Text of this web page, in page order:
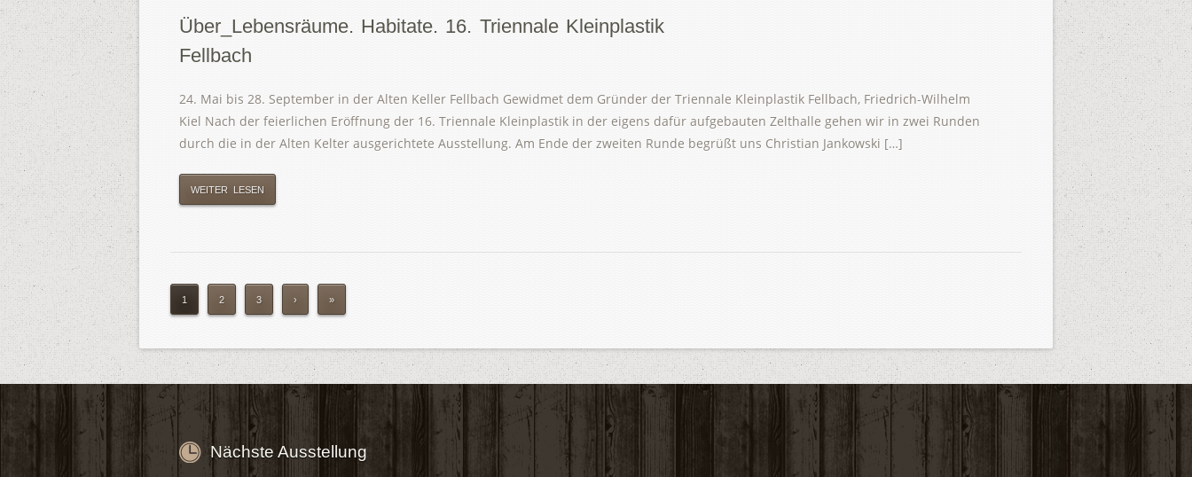
Über_Lebensräume. Habitate. 16. Triennale Kleinplastik
Fellbach
24. Mai bis 28. September in der Alten Keller Fellbach Gewidmet dem Gründer der Triennale Kleinplastik Fellbach, Friedrich-Wilhelm
Kiel Nach der feierlichen Eröffnung der 16. Triennale Kleinplastik in der eigens dafür aufgebauten Zelthalle gehen wir in zwei Runden
durch die in der Alten Kelter ausgerichtete Ausstellung. Am Ende der zweiten Runde begrüßt uns Christian Jankowski […]
WEITER LESEN
1 2 3 › »
Nächste Ausstellung